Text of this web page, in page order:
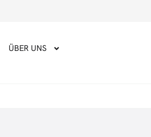
ÜBER UNS